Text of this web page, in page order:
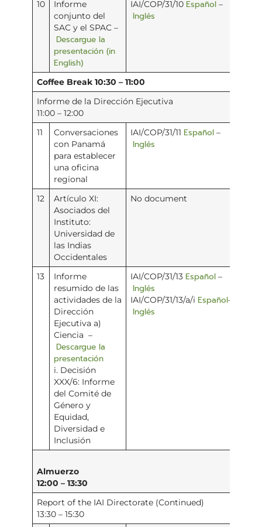
10
Informe
conjunto del
SAC y el SPAC –
Descargue la
presentación (in
English)
IAI/COP/31/10 Español–
Inglés
Coffee Break 10:30 – 11:00
Informe de la Dirección Ejecutiva
11:00 – 12:00
11
Conversaciones
con Panamá
para establecer
una oficina
regional
IAI/COP/31/11 Español–
Inglés
12
Artículo XI:
Asociados del
Instituto:
Universidad de
las Indias
Occidentales
No document
13
Informe
resumido de las
actividades de la
Dirección
Ejecutiva a)
Ciencia –
Descargue la
presentación
i. Decisión
XXX/6: Informe
del Comité de
Género y
Equidad,
Diversidad e
Inclusión
IAI/COP/31/13 Español–
Inglés
IAI/COP/31/13/a/i Español–
Inglés
Almuerzo
12:00 – 13:30
Report of the IAI Directorate (Continued)
13:30 – 15:30